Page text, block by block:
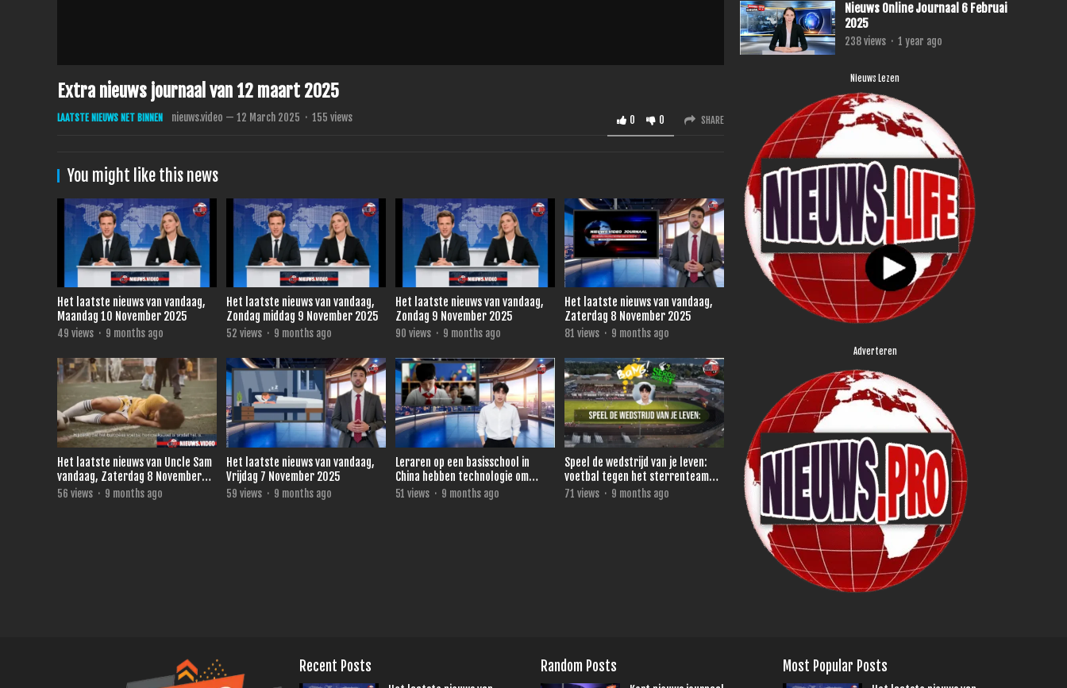
Extra nieuws journaal van 12 maart 2025
LAATSTE NIEUWS NET BINNEN nieuws.video — 12 March 2025 · 155 views 0 0 SHARE
You might like this news
Het laatste nieuws van vandaag,
Maandag 10 November 2025
49 views · 9 months ago
Het laatste nieuws van vandaag,
Zondag middag 9 November 2025
52 views · 9 months ago
Het laatste nieuws van vandaag,
Zondag 9 November 2025
90 views · 9 months ago
Het laatste nieuws van vandaag,
Zaterdag 8 November 2025
81 views · 9 months ago
Het laatste nieuws van Uncle Sam
vandaag, Zaterdag 8 November
2025
56 views · 9 months ago
Het laatste nieuws van vandaag,
Vrijdag 7 November 2025
59 views · 9 months ago
Leraren op een basisschool in
China hebben technologie om
direct te zien wie niet oplet.
51 views · 9 months ago
Speel de wedstrijd van je leven:
voetbal tegen het sterrenteam
van Ronald de Boer voor 3FM
71 views · 9 months ago
Nieuws Online Journaal 6 Februai
2025
238views · 1 year ago
Nieuws Lezen
Adverteren
Recent Posts Random Posts Most Popular Posts